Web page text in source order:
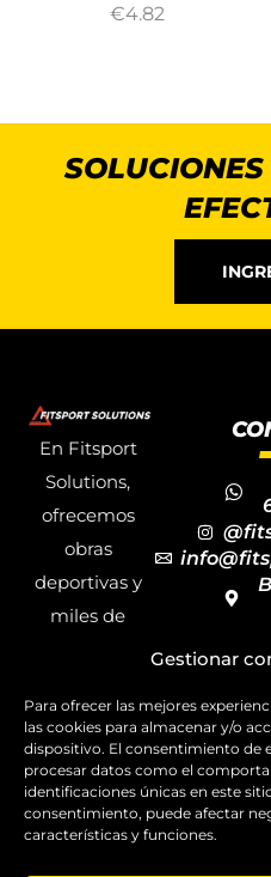
Gestionar
Para ofrecer las mejores
las cookies para almacenar y/o
dispositivo. El consentimiento de
procesar datos como el
identificaciones únicas en este
consentimiento, puede afectar
características y funciones.
€4.82
En Fitsport
Solutions,
ofrecemos
obras
deportivas y
miles de
deportivos
para todas las
disciplinas,
garantizando
la calidad y el